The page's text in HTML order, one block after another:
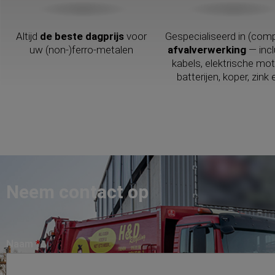
Altijd de beste dagprijs voor
uw (non-)ferro-metalen
Gespecialiseerd in
afvalverwerking —
kabels, elektrische
batterijen, koper, zink
Neem contact op
Naam *